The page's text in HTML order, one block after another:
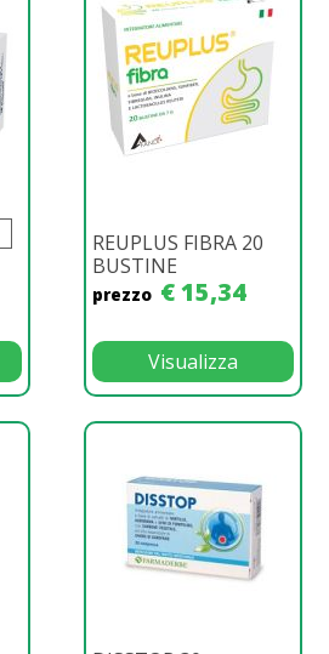
REUPLUS FIBRA 20
BUSTINE
prezzo € 15,34
Visualizza